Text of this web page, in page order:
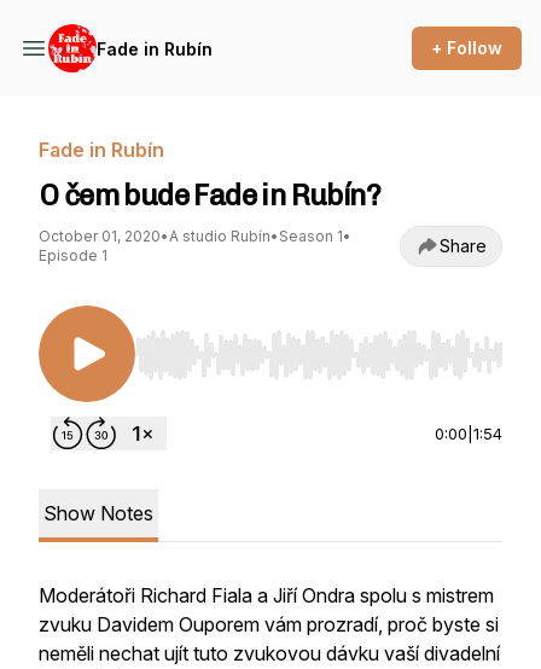
Fade in Rubín + Follow
Fade in Rubín
O čem bude Fade in Rubín?
October 01, 2020•A studio Rubín• Season 1•
Episode 1
Share
Use Left/Right to seek, Home/End to jump to
0:00 1:54
Show Notes
Moderátoři Richard Fiala a Jiří Ondra spolu s mistrem
zvuku Davidem Ouporem vám prozradí, proč byste si
neměli nechat ujít tuto zvukovou dávku vaší divadelní